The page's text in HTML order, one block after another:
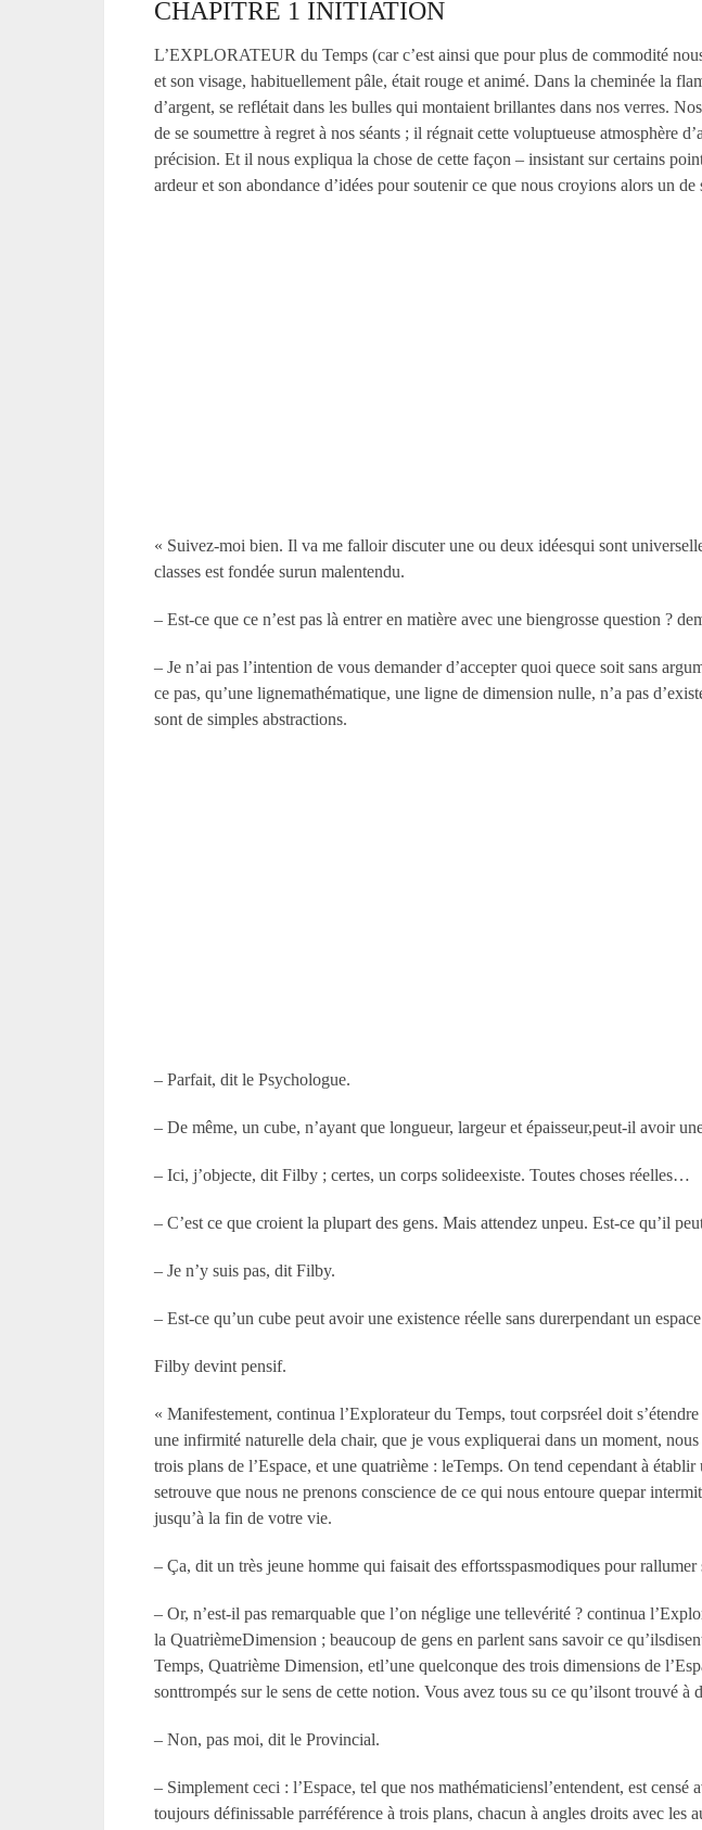
CHAPITRE 1 INITIATION
L’EXPLORATEUR du Temps (car c’est ainsi que pour plus de commodité
et son visage, habituellement pâle, était rouge et animé. Dans la cheminée la
d’argent, se reflétait dans les bulles qui montaient brillantes dans nos verres.
de se soumettre à regret à nos séants ; il régnait cette voluptueuse atmosphère
précision. Et il nous expliqua la chose de cette façon – insistant sur certains
ardeur et son abondance d’idées pour soutenir ce que nous croyions alors un de
« Suivez-moi bien. Il va me falloir discuter une ou deux idéesqui sont
classes est fondée surun malentendu.
– Est-ce que ce n’est pas là entrer en matière avec une biengrosse question ?
– Je n’ai pas l’intention de vous demander d’accepter quoi quece soit sans
ce pas, qu’une lignemathématique, une ligne de dimension nulle, n’a pas
sont de simples abstractions.
– Parfait, dit le Psychologue.
– De même, un cube, n’ayant que longueur, largeur et épaisseur,peut-il avoir
– Ici, j’objecte, dit Filby ; certes, un corps solideexiste. Toutes choses réelles…
– C’est ce que croient la plupart des gens. Mais attendez unpeu. Est-ce qu’il
– Je n’y suis pas, dit Filby.
– Est-ce qu’un cube peut avoir une existence réelle sans durerpendant un
Filby devint pensif.
« Manifestement, continua l’Explorateur du Temps, tout corpsréel doit
une infirmité naturelle dela chair, que je vous expliquerai dans un moment,
trois plans de l’Espace, et une quatrième : leTemps. On tend cependant à
setrouve que nous ne prenons conscience de ce qui nous entoure quepar
jusqu’à la fin de votre vie.
– Ça, dit un très jeune homme qui faisait des effortsspasmodiques pour
– Or, n’est-il pas remarquable que l’on néglige une tellevérité ? continua
la QuatrièmeDimension ; beaucoup de gens en parlent sans savoir ce
Temps, Quatrième Dimension, etl’une quelconque des trois dimensions de
sonttrompés sur le sens de cette notion. Vous avez tous su ce qu’ilsont trouvé
– Non, pas moi, dit le Provincial.
– Simplement ceci : l’Espace, tel que nos mathématiciensl’entendent, est
toujours définissable parréférence à trois plans, chacun à angles droits avec